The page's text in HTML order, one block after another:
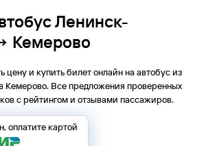
Ленинск-
Кемерово
цену и купить билет онлайн на автобус из
Кемерово. Все предложения проверенных
с рейтингом и отзывами пассажиров.
оплатите картой